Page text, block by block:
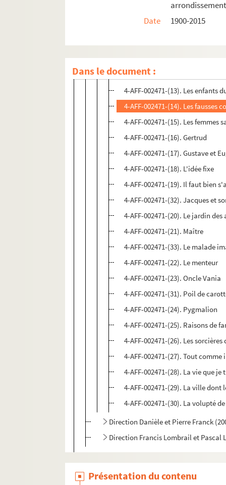
Date
1900-2015
Dans le document :4-AFF-002471-(12). L'enfant do
4-AFF-002471-(13). Les enfants
4-AFF-002471-(14). Les fausses
4-AFF-002471-(15). Les femmes
4-AFF-002471-(16). Gertrud
4-AFF-002471-(17). Gustave et
4-AFF-002471-(18). L'idée fixe
4-AFF-002471-(19). Il faut bien
4-AFF-002471-(32). Jacques et
4-AFF-002471-(20). Le jardin
4-AFF-002471-(21). Maître
4-AFF-002471-(33). Le malade
4-AFF-002471-(22). Le menteur
4-AFF-002471-(23). Oncle Vania
4-AFF-002471-(31). Poil de
4-AFF-002471-(24). Pygmalion
4-AFF-002471-(25). Raisons de
4-AFF-002471-(26). Les sorcières
4-AFF-002471-(27). Tout comme
4-AFF-002471-(28). La vie que
4-AFF-002471-(29). La ville dont
4-AFF-002471-(30). La volupté
Direction Danièle et Pierre Franck
Direction Francis Lombrail et Pascal
Vaudeville
Présentation du contenu